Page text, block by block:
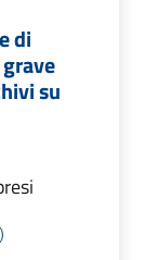
di
su